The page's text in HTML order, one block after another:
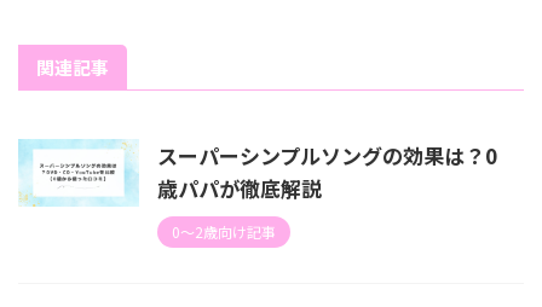
関連記事
スーパーシンプルソングの効果は？0
歳パパが徹底解説
0〜2歳向け記事